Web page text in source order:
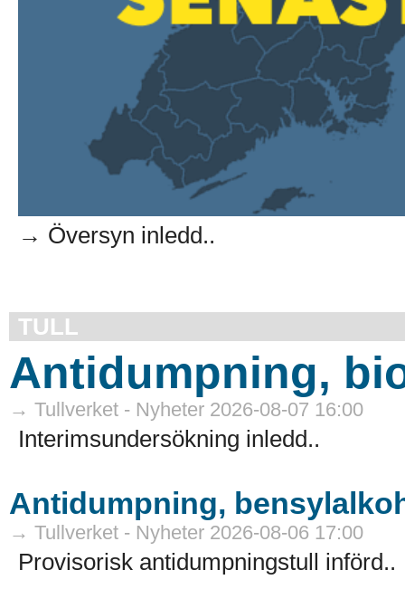
→ Översyn inledd..
TULL
Antidumpning,
→ Tullverket - Nyheter 2026-08-07 16:00
Interimsundersökning inledd..
Antidumpning,
→ Tullverket - Nyheter 2026-08-06 17:00
Provisorisk antidumpningstull införd..